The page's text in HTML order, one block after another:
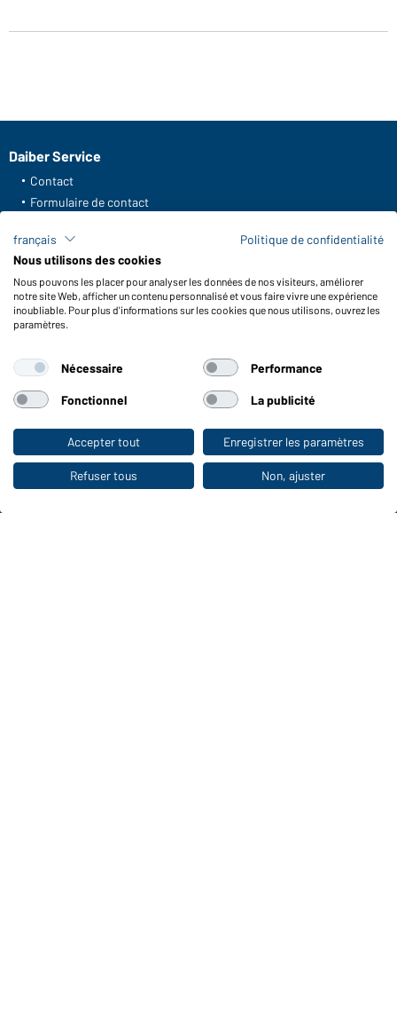
Vers la boutique pour particuliers
Daiber Service
Contact
Formulaire de contact
FAQ / Manuel d' utilisation
Vérifier le stock
Reporting system according to whistleblower protection act
Fonctions et entretien
Conseils d'entretien
Tailles
Couleurs
WORKWEAR COLLECTION
Le choix idéal pour les professionnels :
français
Politique de confidentialité
Nous utilisons des cookies
Nous pouvons les placer pour analyser les données de nos visiteurs, améliorer
notre site Web, afficher un contenu personnalisé et vous faire vivre une expérience
inoubliable. Pour plus d'informations sur les cookies que nous utilisons, ouvrez les
paramètres.
Nécessaire Performance
Fonctionnel La publicité
Accepter tout Enregistrer les paramètres
Refuser tous Non, ajuster